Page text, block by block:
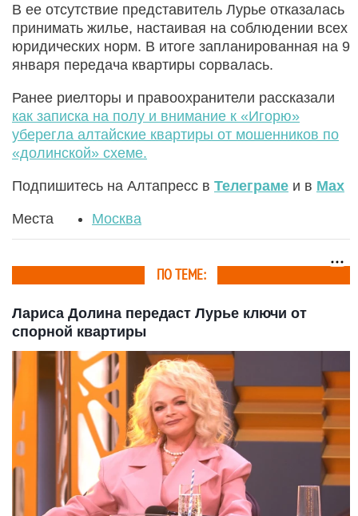
В ее отсутствие представитель Лурье отказалась
принимать жилье, настаивая на соблюдении всех
юридических норм. В итоге запланированная на 9
января передача квартиры сорвалась.
Ранее риелторы и правоохранители рассказали
как записка на полу и внимание к «Игорю»
уберегла алтайские квартиры от мошенников по
«долинской» схеме.
Подпишитесь на Алтапресс в Телеграме и в Max
Места Москва
ПО ТЕМЕ:
Лариса Долина передаст Лурье ключи от
спорной квартиры